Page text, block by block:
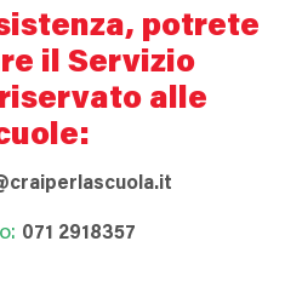
potrete
il Servizio
alle
071 2918357